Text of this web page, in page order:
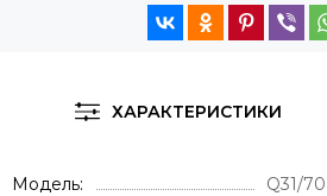
ХАРАКТЕРИСТИКИ
Модель Q31/